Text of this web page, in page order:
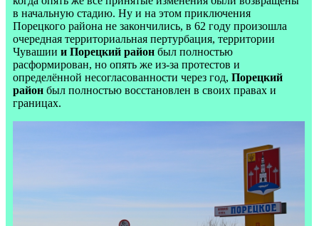
в начальную стадию. Ну и на этом приключения
Порецкого района не закончились, в 62 году произошла
очередная территориальная пертурбация, территории
Чувашии и Порецкий район был полностью
расформирован, но опять же из-за протестов и
определённой несогласованности через год, Порецкий
район был полностью восстановлен в своих правах и
границах.